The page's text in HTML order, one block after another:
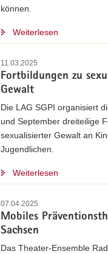
können.
Weiterlesen
11.03.2025
Fortbildungen zu
Gewalt
Die LAG SGPI organisiert
und September dreiteilige
sexualisierter Gewalt an
Jugendlichen.
Weiterlesen
07.04.2025
Mobiles
Sachsen
Das Theater-Ensemble